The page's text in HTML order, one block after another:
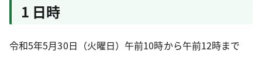
1 日時
令和5年5月30日（火曜日）午前10時から午前12時まで